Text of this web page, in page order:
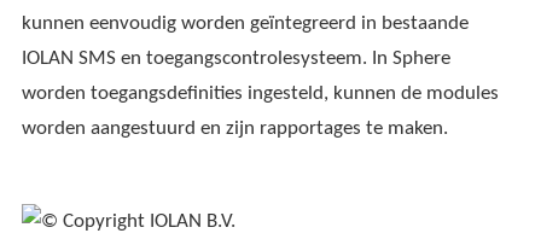
kunnen eenvoudig worden geïntegreerd in bestaande
IOLAN SMS en toegangscontrolesysteem. In Sphere
worden toegangsdefinities ingesteld, kunnen de modules
worden aangestuurd en zijn rapportages te maken.